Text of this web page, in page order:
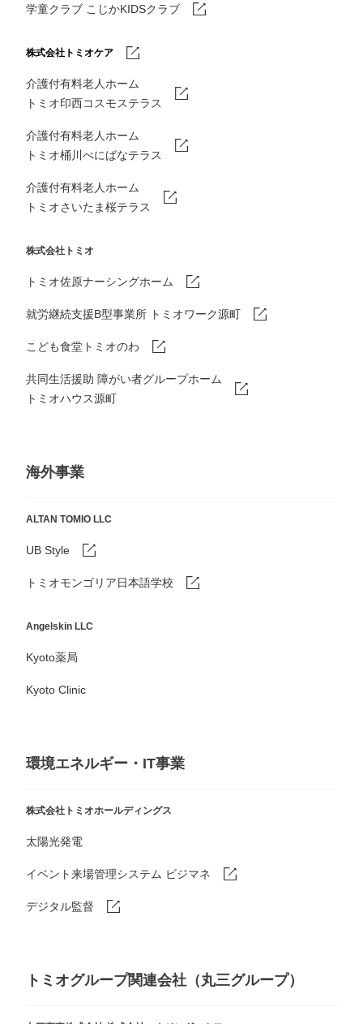
学童クラブ こじかKIDSクラブ
株式会社トミオケア
介護付有料老人ホーム
トミオ印西コスモステラス
介護付有料老人ホーム
トミオ桶川べにばなテラス
介護付有料老人ホーム
トミオさいたま桜テラス
株式会社トミオ
トミオ佐原ナーシングホーム
就労継続支援B型事業所 トミオワーク源町
こども食堂トミオのわ
共同生活援助 障がい者グループホーム
トミオハウス源町
海外事業
ALTAN TOMIO LLC
UB Style
トミオモンゴリア日本語学校
Angelskin LLC
Kyoto薬局
Kyoto Clinic
環境エネルギー・IT事業
株式会社トミオホールディングス
太陽光発電
イベント来場管理システム ビジマネ
デジタル監督
トミオグループ関連会社（丸三グループ）